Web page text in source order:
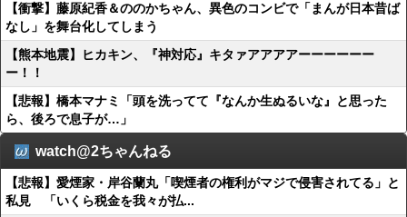
【衝撃】藤原紀香＆ののかちゃん、異色のコンビで「まんが日本昔ば
なし」を舞台化してしまう
【熊本地震】ヒカキン、『神対応』キタァアアアアーーーーーー
ー！！
【悲報】橋本マナミ「頭を洗ってて『なんか生ぬるいな』と思った
ら、後ろで息子が…」
watch@2ちゃんねる
【悲報】愛煙家・岸谷蘭丸「喫煙者の権利がマジで侵害されてる」と
私見 「いくら税金を我々が払...